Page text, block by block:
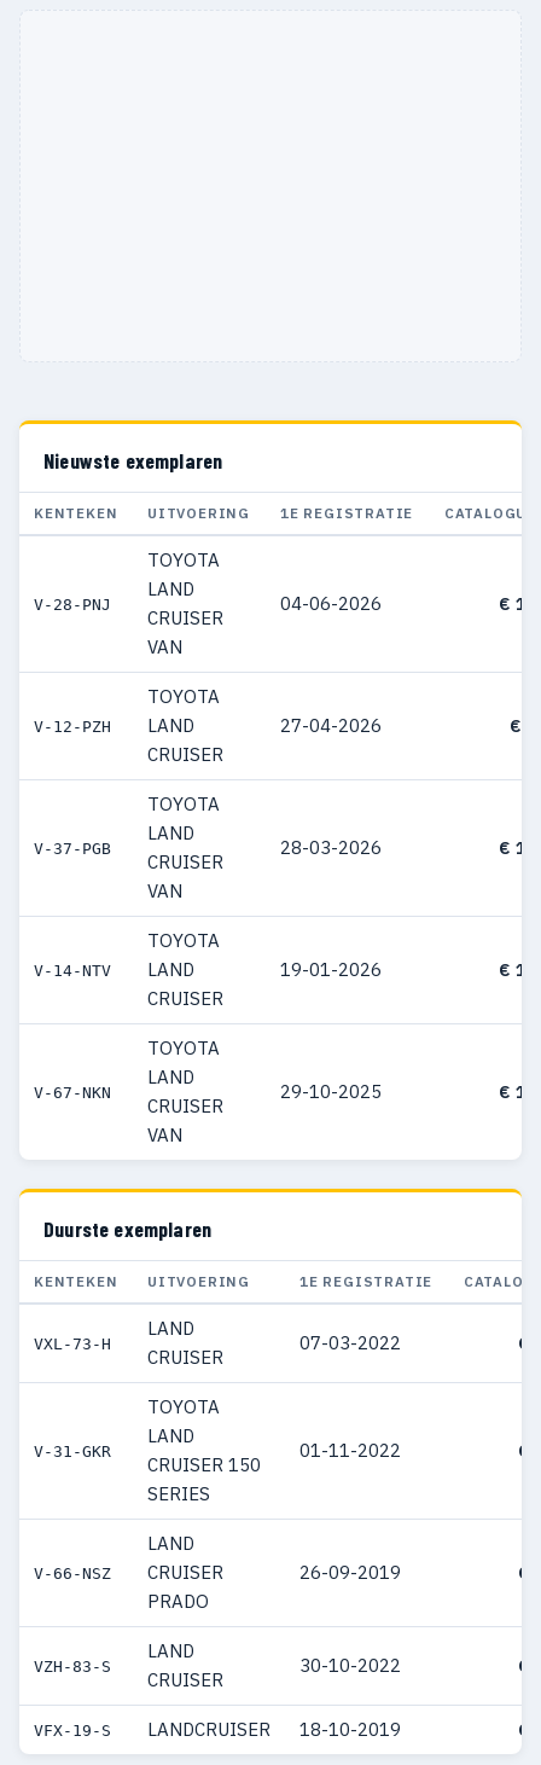
Nieuwste exemplaren
KENTEKEN UITVOERING 1E REGISTRATIE
V-28-PNJ
TOYOTA
LAND
CRUISER
VAN
04-06-2026 €
V-12-PZH
TOYOTA
LAND
CRUISER
27-04-2026 €
V-37-PGB
TOYOTA
LAND
CRUISER
VAN
28-03-2026 €
V-14-NTV
TOYOTA
LAND
CRUISER
19-01-2026 €
V-67-NKN
TOYOTA
LAND
CRUISER
VAN
29-10-2025 €
Duurste exemplaren
KENTEKEN UITVOERING 1E REGISTRATIE
VXL-73-H
LAND
CRUISER
07-03-2022 €
V-31-GKR
TOYOTA
LAND
CRUISER 150
SERIES
01-11-2022 €
V-66-NSZ
LAND
CRUISER
PRADO
26-09-2019 €
VZH-83-S
LAND
CRUISER
30-10-2022 €
VFX-19-S LANDCRUISER 18-10-2019 €